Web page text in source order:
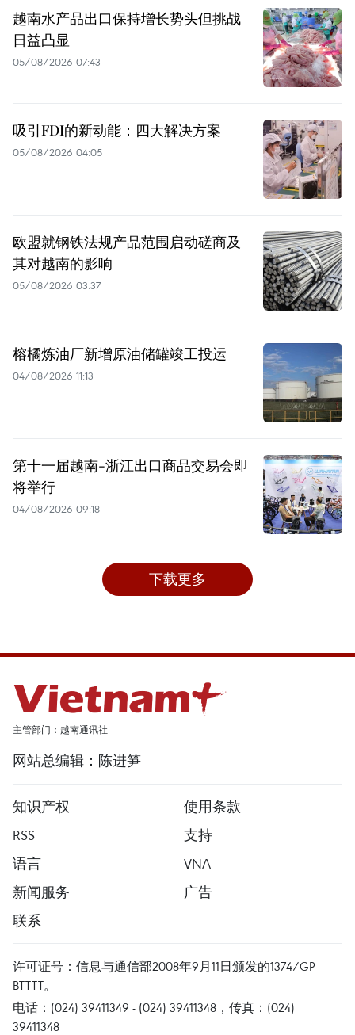
越南水产品出口保持增长势头但挑战
日益凸显
05/08/2026 07:43
吸引FDI的新动能：四大解决方案
05/08/2026 04:05
欧盟就钢铁法规产品范围启动磋商及
其对越南的影响
05/08/2026 03:37
榕橘炼油厂新增原油储罐竣工投运
04/08/2026 11:13
第十一届越南-浙江出口商品交易会即
将举行
04/08/2026 09:18
下载更多
主管部门：越南通讯社
网站总编辑：陈进笋
知识产权
使用条款
RSS
支持
语言
VNA
新闻服务
广告
联系
许可证号：信息与通信部2008年9月11日颁发的1374/GP-
BTTTT。
电话：(024) 39411349 - (024) 39411348，传真：(024)
39411348